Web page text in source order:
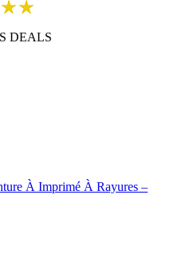
DEALS
À Imprimé À Rayures –